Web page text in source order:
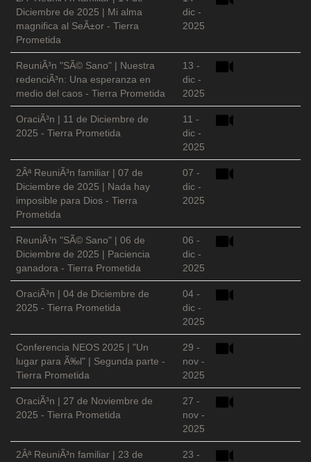
Diciembre de 2025 | Mi alma
magnifica al SeÃ±or - Tierra
Prometida
dic -
2025
ReuniÃ³n "SÃ© Sano" | Nuestra
redenciÃ³n: Una esperanza en
medio del caos - Tierra Prometida
13 -
dic -
2025
OraciÃ³n | 11 de Diciembre de
2025 - Tierra Prometida
11 -
dic -
2025
2Âª ReuniÃ³n familiar | 07 de
Diciembre de 2025 | Nada hay
imposible para Dios - Tierra
Prometida
07 -
dic -
2025
ReuniÃ³n "SÃ© Sano" | 06 de
Diciembre de 2025 | Paciencia
ganadora - Tierra Prometida
06 -
dic -
2025
OraciÃ³n | 04 de Diciembre de
2025 - Tierra Prometida
04 -
dic -
2025
Conferencia NEOS 2025 | "Un
lugar para Ã‰l" | Segunda parte -
Tierra Prometida
29 -
nov -
2025
OraciÃ³n | 27 de Noviembre de
2025 - Tierra Prometida
27 -
nov -
2025
2Âª ReuniÃ³n familiar | 23 de
23 -